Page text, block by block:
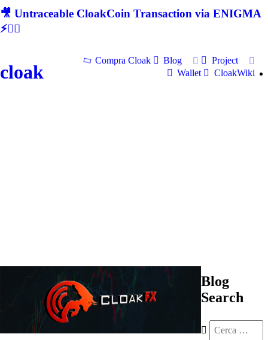
🎥 Untraceable CloakCoin Transaction via ENIGMA
⚡🕵‍♂
cloak
Compra Cloak Blog
Project
Wallet
CloakWiki
Blog
Search